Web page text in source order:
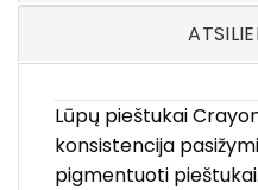
Lūpų pieštukai
konsistencija
pigmentuoti pieštukai.